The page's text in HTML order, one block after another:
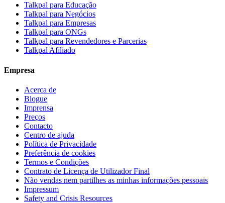
Talkpal para Educação
Talkpal para Negócios
Talkpal para Empresas
Talkpal para ONGs
Talkpal para Revendedores e Parcerias
Talkpal Afiliado
Empresa
Acerca de
Blogue
Imprensa
Preços
Contacto
Centro de ajuda
Política de Privacidade
Preferência de cookies
Termos e Condições
Contrato de Licença de Utilizador Final
Não vendas nem partilhes as minhas informações pessoais
Impressum
Safety and Crisis Resources